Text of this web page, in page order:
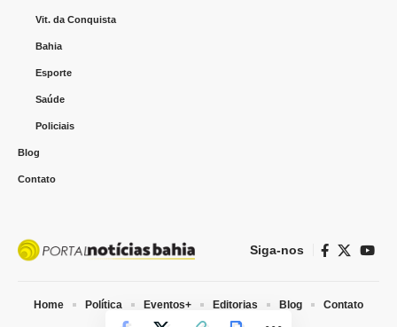
Vit. da Conquista
Bahia
Esporte
Saúde
Policiais
Blog
Contato
Siga-nos
Home Política Eventos+ Editorias Blog Contato